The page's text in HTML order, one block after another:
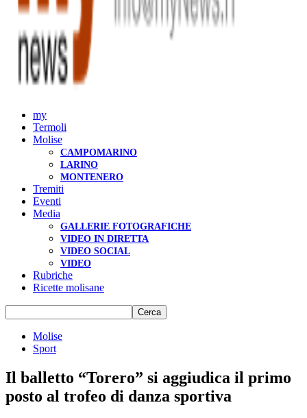
my
Termoli
Molise
CAMPOMARINO
LARINO
MONTENERO
Tremiti
Eventi
Media
GALLERIE FOTOGRAFICHE
VIDEO IN DIRETTA
VIDEO SOCIAL
VIDEO
Rubriche
Ricette molisane
Molise
Sport
Il balletto “Torero” si aggiudica il primo
posto al trofeo di danza sportiva